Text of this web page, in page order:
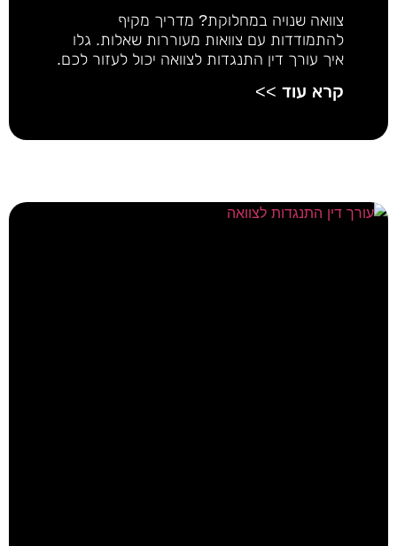
צוואה שנויה במחלוקת? מדריך מקיף
להתמודדות עם צוואות מעוררות שאלות. גלו
איך עורך דין התנגדות לצוואה יכול לעזור לכם.
קרא עוד >>